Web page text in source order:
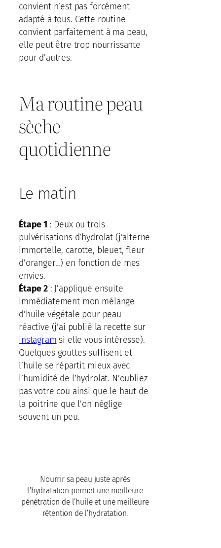
convient n’est pas forcément
adapté à tous. Cette routine
convient parfaitement à ma peau,
elle peut être trop nourrissante
pour d’autres.
Ma routine peau
sèche
quotidienne
Le matin
Étape 1 : Deux ou trois
pulvérisations d’hydrolat (j’alterne
immortelle, carotte, bleuet, fleur
d’oranger…) en fonction de mes
envies.
Étape 2: J’applique ensuite
immédiatement mon mélange
d’huile végétale pour peau
réactive (j’ai publié la recette sur
Instagram si elle vous intéresse).
Quelques gouttes suffisent et
l’huile se répartit mieux avec
l’humidité de l’hydrolat. N’oubliez
pas votre cou ainsi que le haut de
la poitrine que l’on néglige
souvent un peu.
Nourrir sa peau juste après
l’hydratation permet une meilleure
pénétration de l’huile et une meilleure
rétention de l’hydratation.